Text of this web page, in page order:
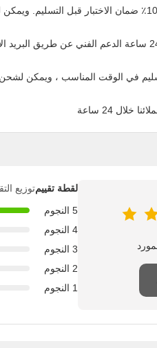
ويمكن
في الوقت المناسب ، ويمكن لشحن
لقطة تقييمتوزيع
5 النجوم
4 النجوم
3 النجوم
2 النجوم
1 النجوم